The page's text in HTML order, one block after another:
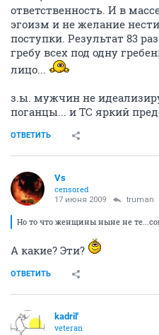
ответственность. И в
эгоизм и не желание
поступки. Результат 83
гребу всех под одну
лицо...
з.ы. мужчин не
поганцы... и ТС яркий
ОТВЕТИТЬ
Vs
censored
17 июня 2009 truman
Но то что женщины ныне не
А какие? Эти?
ОТВЕТИТЬ
kadril'
veteran